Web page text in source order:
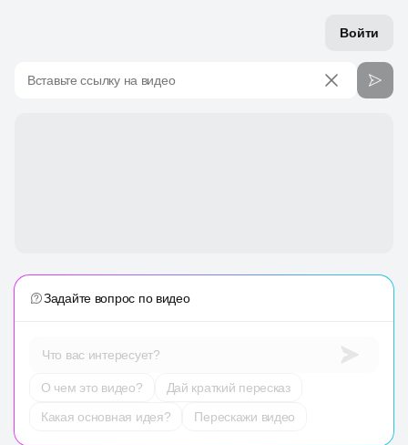
Войти
Вставьте ссылку на видео
Задайте вопрос по видео
Что вас интересует?
О чем это видео?
Дай краткий пересказ
Какая основная идея?
Перескажи видео